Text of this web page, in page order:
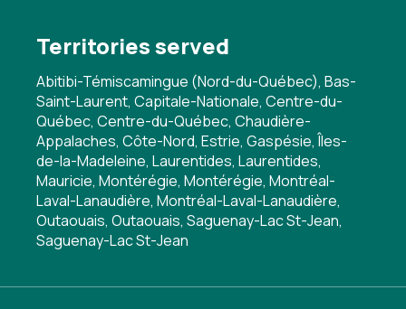
Territories served
Abitibi-Témiscamingue (Nord-du-Québec), Bas-
Saint-Laurent, Capitale-Nationale, Centre-du-
Québec, Centre-du-Québec, Chaudière-
Appalaches, Côte-Nord, Estrie, Gaspésie, Îles-
de-la-Madeleine, Laurentides, Laurentides,
Mauricie, Montérégie, Montérégie, Montréal-
Laval-Lanaudière, Montréal-Laval-Lanaudière,
Outaouais, Outaouais, Saguenay-Lac St-Jean,
Saguenay-Lac St-Jean